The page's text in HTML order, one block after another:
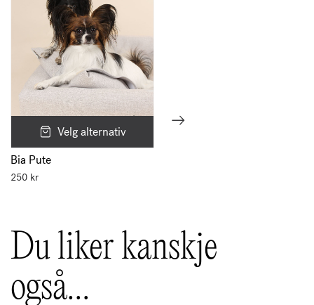
gang jeg kommenterer.
Velg alternativ
Bia Pute
250 kr
Du liker kanskje
også…